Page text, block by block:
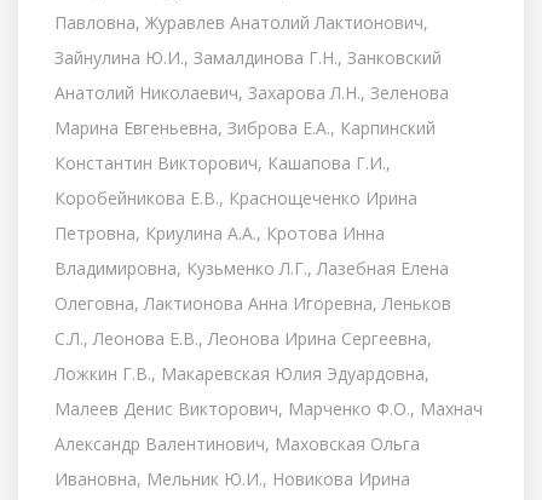
Павловна, Журавлев Анатолий Лактионович,
Зайнулина Ю.И., Замалдинова Г.Н., Занковский
Анатолий Николаевич, Захарова Л.Н., Зеленова
Марина Евгеньевна, Зиброва Е.А., Карпинский
Константин Викторович, Кашапова Г.И.,
Коробейникова Е.В., Краснощеченко Ирина
Петровна, Криулина А.А., Кротова Инна
Владимировна, Кузьменко Л.Г., Лазебная Елена
Олеговна, Лактионова Анна Игоревна, Леньков
С.Л., Леонова Е.В., Леонова Ирина Сергеевна,
Ложкин Г.В., Макаревская Юлия Эдуардовна,
Малеев Денис Викторович, Марченко Ф.О., Махнач
Александр Валентинович, Маховская Ольга
Ивановна, Мельник Ю.И., Новикова Ирина